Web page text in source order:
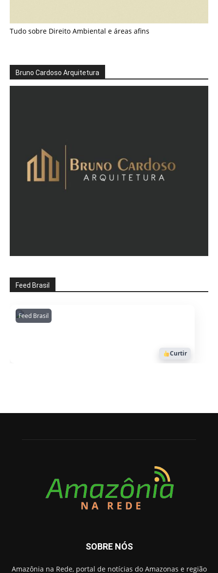
Tudo sobre Direito Ambiental e áreas afins
Bruno Cardoso Arquitetura
Feed Brasil
Feed BrasilAmazonianarede
1053
Curtir
SOBRE NÓS
Amazônia na Rede, portal de notícias do Amazonas e região